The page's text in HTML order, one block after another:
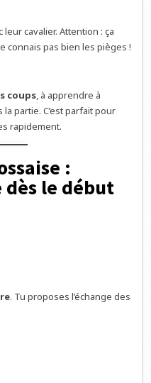
cavalier. Attention : ça
connais pas bien les pièges !
coups, à apprendre à
partie. C’est parfait pour
rapidement.
:
le début
. Tu proposes l’échange des